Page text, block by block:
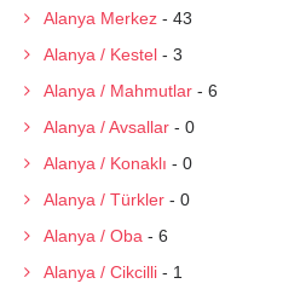
Alanya Merkez - 43
Alanya / Kestel - 3
Alanya / Mahmutlar - 6
Alanya / Avsallar - 0
Alanya / Konaklı - 0
Alanya / Türkler - 0
Alanya / Oba - 6
Alanya / Cikcilli - 1